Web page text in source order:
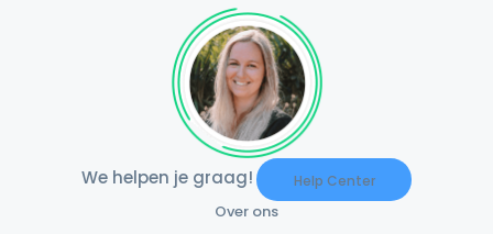
We helpen je graag! Help Center
Over ons